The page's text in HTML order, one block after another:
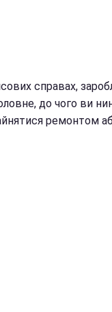
справах,
до чого ви
ремонтом